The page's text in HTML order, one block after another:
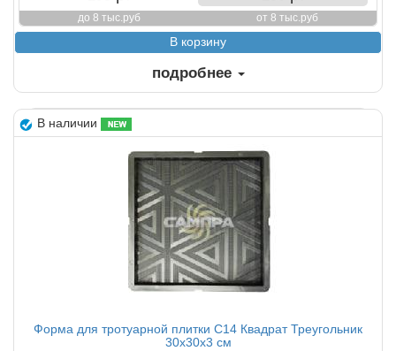
до 8 тыс.руб от 8 тыс.руб
подробнее
В наличии
Форма для тротуарной плитки С14 Квадрат Треугольник
30х30х3 см